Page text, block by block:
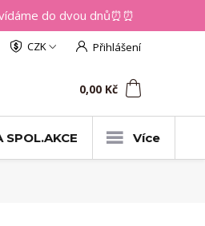
do dvou dnů⏰⏰
CZK
Přihlášení
0,00 Kč
SPOL.AKCE Více